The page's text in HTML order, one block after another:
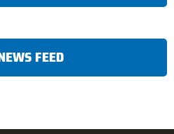
FEED